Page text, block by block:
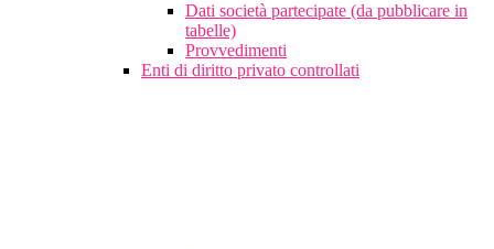
Dati società partecipate (da pubblicare in
tabelle)
Provvedimenti
Enti di diritto privato controllati